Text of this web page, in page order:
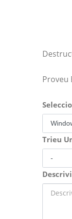
Proveu
Trieu